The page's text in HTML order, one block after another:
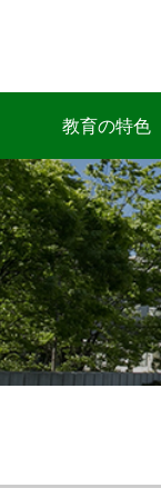
教育の特色